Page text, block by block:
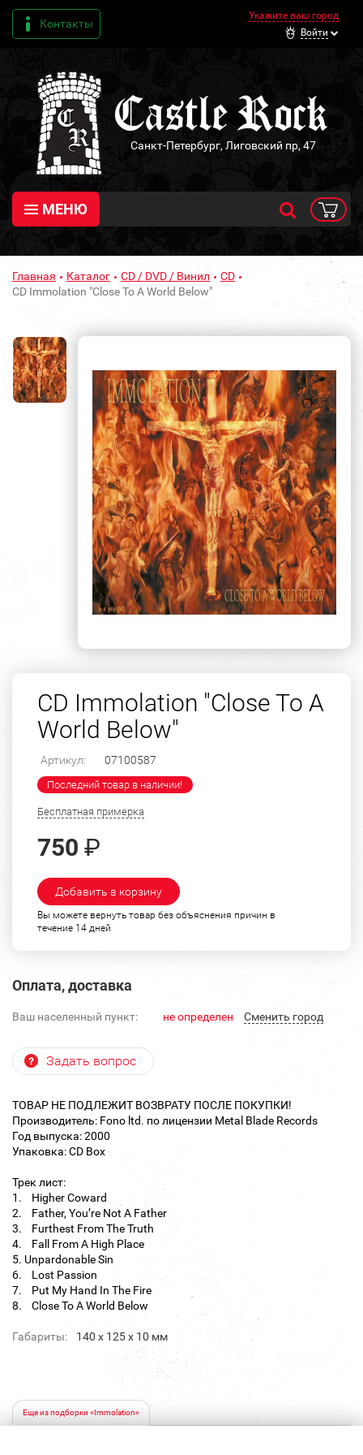
Контакты
Укажите ваш город
Войти
Санкт-Петербург, Лиговский пр, 47
МЕНЮ
Главная Каталог CD / DVD / Винил
CD
CD Immolation "Close To A World Below"
CD Immolation "Close To A
World Below"
Артикул: 07100587
Последний товар в наличии!
Бесплатная примерка
750 ₽
Добавить в корзину
Вы можете вернуть товар без объяснения причин в
течение 14 дней
Оплата, доставка
Ваш населенный пункт: не определен Cменить город
Задать вопрос
ТОВАР НЕ ПОДЛЕЖИТ ВОЗВРАТУ ПОСЛЕ ПОКУПКИ!
Производитель: Fono ltd. по лицензии Metal Blade Records
Год выпуска: 2000
Упаковка: CD Box
Трек лист:
1. Higher Coward
2. Father, You’re Not A Father
3. Furthest From The Truth
4. Fall From A High Place
5. Unpardonable Sin
6. Lost Passion
7. Put My Hand In The Fire
8. Close To A World Below
Габариты: 140 х 125 х 10 мм
Еще из подборки «Immolation»